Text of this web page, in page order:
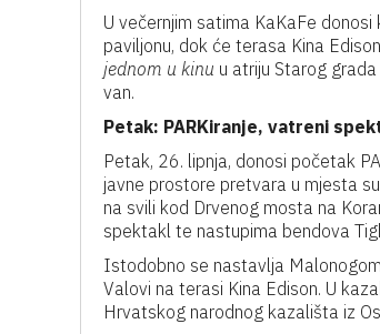
U večernjim satima KaKaFe
paviljonu, dok će terasa Kina
jednom u kinu u atriju Starog
van.
Petak: PARKiranje, vatreni
Petak, 26. lipnja, donosi početak
javne prostore pretvara u mjesta
na svili kod Drvenog mosta na
spektakl te nastupima bendova
Istodobno se nastavlja
Valovi na terasi Kina Edison. U
Hrvatskog narodnog kazališta iz